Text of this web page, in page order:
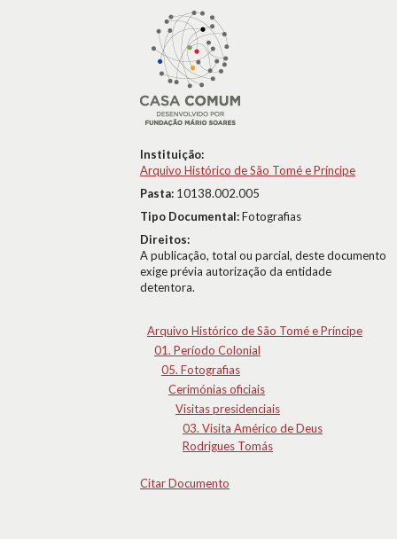
Instituição:
Arquivo Histórico de São Tomé e Príncipe
Pasta: 10138.002.005
Tipo Documental:Fotografias
Direitos:
A publicação, total ou parcial, deste documento
exige prévia autorização da entidade
detentora.
Arquivo Histórico de São Tomé e Príncipe
01. Período Colonial
05. Fotografias
Cerimónias oficiais
Visitas presidenciais
03. Visita Américo de Deus
Rodrigues Tomás
Citar Documento